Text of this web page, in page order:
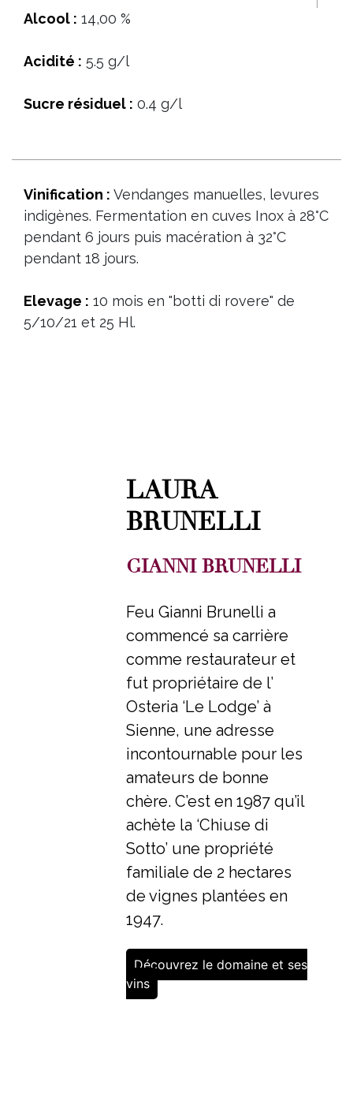
Alcool : 14,00 %
Acidité : 5.5 g/l
Sucre résiduel : 0.4 g/l
Vinification : Vendanges manuelles, levures
indigènes. Fermentation en cuves Inox à 28°C
pendant 6 jours puis macération à 32°C
pendant 18 jours.
Elevage : 10 mois en "botti di rovere" de
5/10/21 et 25 Hl.
LAURA
BRUNELLI
GIANNI BRUNELLI
Feu Gianni Brunelli a
commencé sa carrière
comme restaurateur et
fut propriétaire de l’
Osteria ‘Le Lodge’ à
Sienne, une adresse
incontournable pour les
amateurs de bonne
chère. C’est en 1987 qu’il
achète la ‘Chiuse di
Sotto’ une propriété
familiale de 2 hectares
de vignes plantées en
1947.
Découvrez le domaine et ses
vins